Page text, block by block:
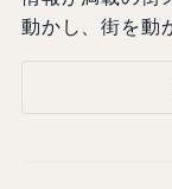
動かし、街を動